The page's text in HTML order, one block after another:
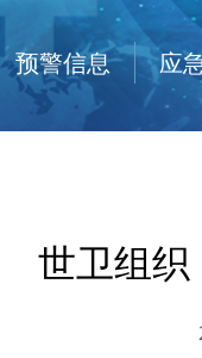
预警信息 应
世卫组